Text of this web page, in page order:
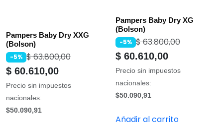
Pampers Baby Dry XXG
(Bolson)
-5% $63.800,00
$ 60.610,00
Precio sin impuestos
nacionales:
$50.090,91
Pampers Baby Dry XG
(Bolson)
-5% $63.800,00
$ 60.610,00
Precio sin impuestos
nacionales:
$50.090,91
Añadir al carrito